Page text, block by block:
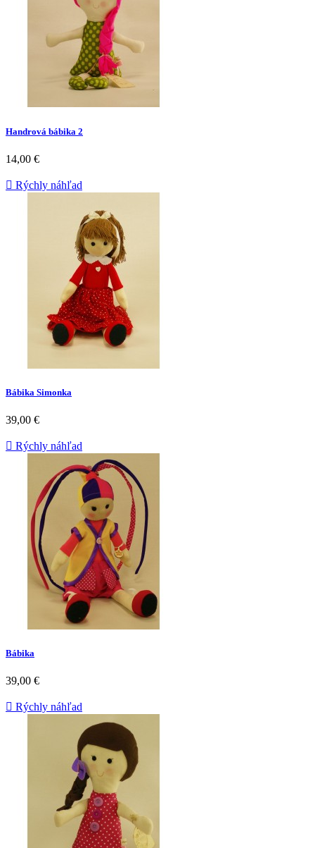
Handrová bábika 2
14,00 €
 Rýchly náhľad
Bábika Simonka
39,00 €
 Rýchly náhľad
Bábika
39,00 €
 Rýchly náhľad